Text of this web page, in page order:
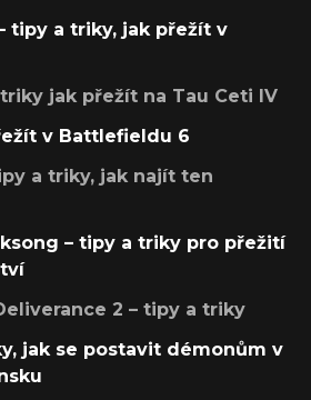
tipy a triky, jak přežít v
jak přežít na Tau Ceti IV
v Battlefieldu 6
a triky, jak najít ten
– tipy a triky pro přežití
2 – tipy a triky
jak se postavit démonům v